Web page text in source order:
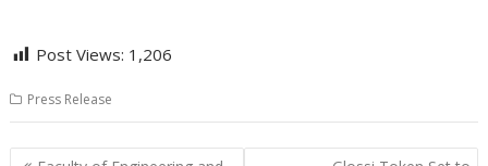
Post Views: 1,206
Press Release